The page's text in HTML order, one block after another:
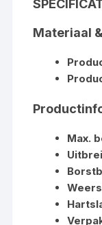
Materiaal
Max.